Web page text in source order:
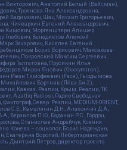
Викторович, Анатолий Белый (Вайсман),
Троянова Яна Александровна,
Вадимович, Шац Михаил Григорьевич,
Чичваркин Евгений Александрович,
Кимович, Моргенштерн Алишер
Глебович, Венедиктов Алексей
Захарович, Киселев Евгений
Борис Борисович, Максакова-
Покровский Максим Сергеевич,
Талгатовна, Прусикин Илья
Мирон Янович (Oxxxymiron),
Иван Тимофеевич (Face), Гырдымова
Бортник (Лёва Би-2),
Кавказ. Реалии, Крым. Реалии, ТК
Azatliq Radiosi, Радио Свободная
Север. Реалии, MEDIUM-ORIENT,
С.Е., Камалягин Д.Н., Апахончич Д.А.,
Верзилов П.Ю., Баданин Р.С., Гордон,
Станислав Андрейчук, Ксения
Конева – социолог, Борис Надеждин,
Екатерина Воропай, Либертарианская
Дмитрий Петров, директор проекта